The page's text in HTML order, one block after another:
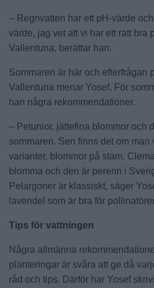
– Regnvatten har ett pH-värde
värde, jag vet att vi har ett rätt bra
Vallentuna, berättar han.
Sommaren är här och efterfrågan
Vallentuna menar Yosef. För
han några rekommendationer.
– Petunior, jättefina blommor och
sommaren. Sen finns det om man
varianter, blommor på stam.
blomma och den är perenn i
Pelargoner är klassiskt, säger
lavendel som är bra för
Tips för vattningen
Några allmänna
planteringar är svåra att ge då
råd och tips. Därför har Yosef